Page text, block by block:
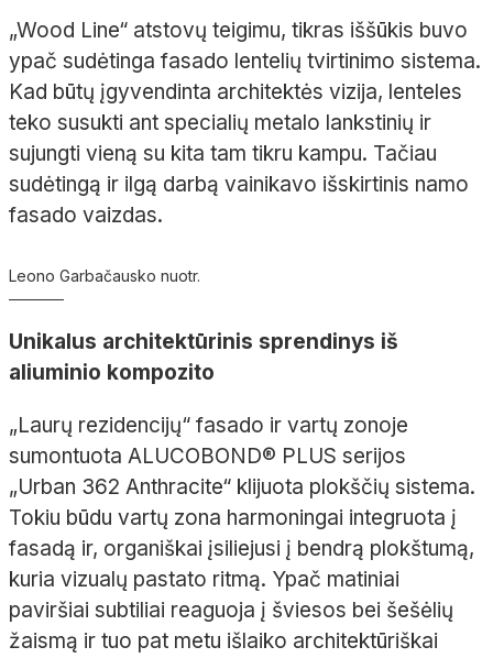
„Wood Line“ atstovų teigimu, tikras iššūkis buvo
ypač sudėtinga fasado lentelių tvirtinimo sistema.
Kad būtų įgyvendinta architektės vizija, lenteles
teko susukti ant specialių metalo lankstinių ir
sujungti vieną su kita tam tikru kampu. Tačiau
sudėtingą ir ilgą darbą vainikavo išskirtinis namo
fasado vaizdas.
Leono Garbačausko nuotr.
Unikalus architektūrinis sprendinys iš
aliuminio kompozito
„Laurų rezidencijų“ fasado ir vartų zonoje
sumontuota ALUCOBOND® PLUS serijos
„Urban 362 Anthracite“ klijuota plokščių sistema.
Tokiu būdu vartų zona harmoningai integruota į
fasadą ir, organiškai įsiliejusi į bendrą plokštumą,
kuria vizualų pastato ritmą. Ypač matiniai
paviršiai subtiliai reaguoja į šviesos bei šešėlių
žaismą ir tuo pat metu išlaiko architektūriškai